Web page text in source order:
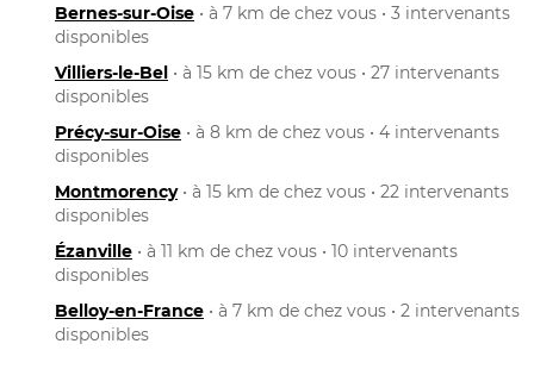
Bernes-sur-Oise • à 7 km de chez vous • 3 intervenants
disponibles
Villiers-le-Bel • à 15 km de chez vous • 27 intervenants
disponibles
Précy-sur-Oise • à 8 km de chez vous • 4 intervenants
disponibles
Montmorency• à 15 km de chez vous • 22 intervenants
disponibles
Ézanville • à 11 km de chez vous • 10 intervenants
disponibles
Belloy-en-France • à 7 km de chez vous • 2 intervenants
disponibles